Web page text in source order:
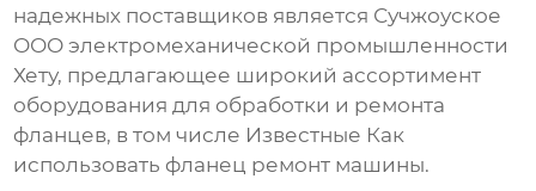
надежных поставщиков является Сучжоуское
ООО электромеханической промышленности
Хету, предлагающее широкий ассортимент
оборудования для обработки и ремонта
фланцев, в том числе Известные Как
использовать фланец ремонт машины.